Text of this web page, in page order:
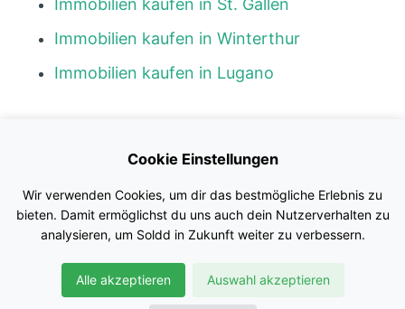
Immobilien kaufen in St. Gallen
Immobilien kaufen in Winterthur
Immobilien kaufen in Lugano
Impressum
Nutzungsbedingungen
Datenschutz
Cookie Einstellungen
Wir verwenden Cookies, um dir das bestmögliche Erlebnis zu
bieten. Damit ermöglichst du uns auch dein Nutzerverhalten zu
analysieren, um Soldd in Zukunft weiter zu verbessern.
Alle akzeptieren Auswahl akzeptieren